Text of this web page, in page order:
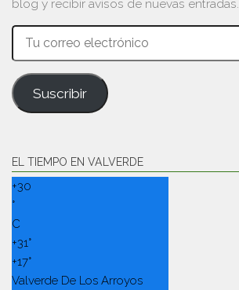
blog y recibir avisos de nuevas entradas.
Tu
correo
electrónico
Suscribir
EL TIEMPO EN VALVERDE
+30
°
C
+31°
+17°
Valverde De Los Arroyos